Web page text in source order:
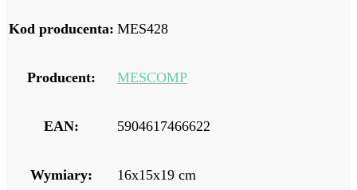
Kod producenta: MES428
Producent: MESCOMP
EAN: 5904617466622
Wymiary: 16x15x19 cm